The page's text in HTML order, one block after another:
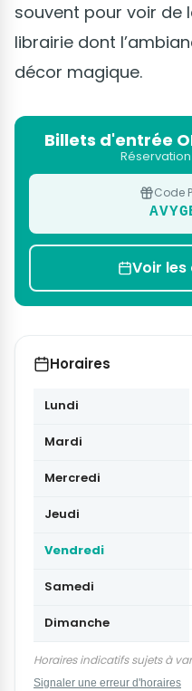
souvent pour voir de
librairie dont
décor magique.
Billets d'entrée
Code
Voir
Horaires
Lundi
Mardi
Mercredi
Jeudi
Vendredi
Samedi
Dimanche
Horaires indicatifs sujets à
Signaler une erreur d'horaires